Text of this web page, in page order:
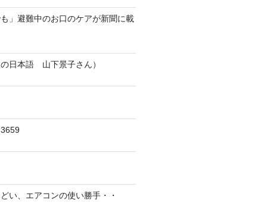
も」避難中のお口のケアが新聞に載
日本語 山下景子さん）
い、エアコンの使い勝手・・